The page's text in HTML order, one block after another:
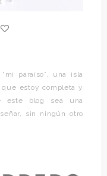
paraíso”, una isla
estoy completa y
este blog sea una
sin ningún otro